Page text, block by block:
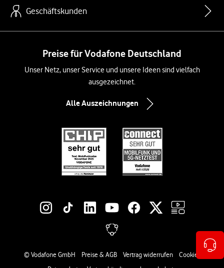
Geschäftskunden
Preise für Vodafone Deutschland
Unser Netz, unser Service und unsere Ideen sind vielfach
ausgezeichnet.
Alle Auszeichnungen
Social-Media-Links
Rechtliche Links
© Vodafone GmbH Preise & AGB Vertrag widerrufen
Cookies